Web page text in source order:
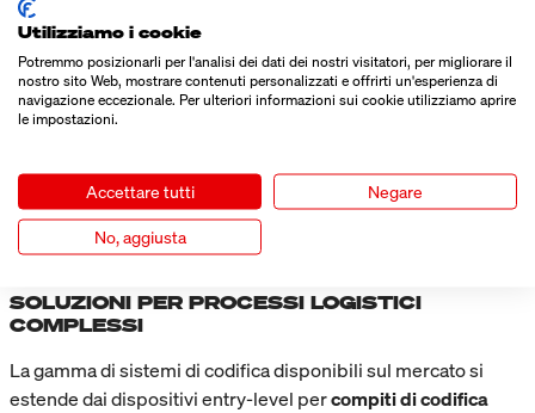
imballaggi è l'etichettatura.
applicazioni in cui la stampa è fuori questione o poco pratica.
Inoltre, l'uso di etichette prestampate multicolore offre
possibilità più ampie rispetto alla stampa o alla marcatura
applicare informazioni in posizioni variabili e le unità non
devono correre lungo il nastro a una distanza fissa dal sistema
di etichettatura.
SOLUZIONI PER PROCESSI LOGISTICI
COMPLESSI
La gamma di sistemi di codifica disponibili sul mercato si
estende dai dispositivi entry-level percompiti di codifica
Utilizziamo i cookie
Potremmo posizionarli per l'analisi dei dati dei nostri visitatori, per migliorare il
nostro sito Web, mostrare contenuti personalizzati e offrirti un'esperienza di
navigazione eccezionale. Per ulteriori informazioni sui cookie utilizziamo aprire
le impostazioni.
Accettare tutti Negare
No, aggiusta